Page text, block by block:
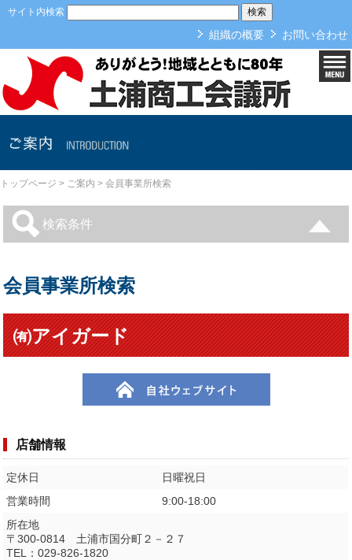
本文へ
サイト内検索
組織の概要 お問い合わせ
ご案内
トップページ > ご案内 > 会員事業所検索
検索条件
会員事業所検索
㈲アイガード
店舗情報
定休日
日曜祝日
営業時間
9:00-18:00
所在地
〒300-0814 土浦市国分町２－２７
TEL：029-826-1820